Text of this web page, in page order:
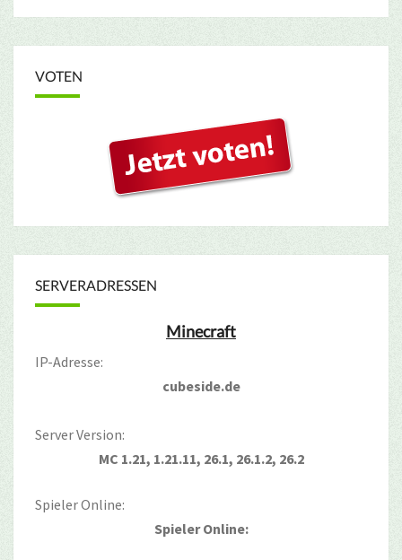
VOTEN
SERVERADRESSEN
Minecraft
IP-Adresse:
cubeside.de
Server Version:
MC 1.21, 1.21.11, 26.1, 26.1.2, 26.2
Spieler Online:
Spieler Online: